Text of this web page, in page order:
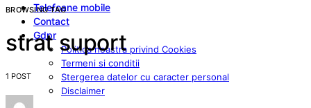
Telefoane mobile
Contact
Gdpr
Politica noastra privind Cookies
Termeni si conditii
Stergerea datelor cu caracter personal
Disclaimer
BROWSING TAG
strat suport
1 POST